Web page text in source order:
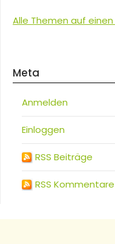
Alle Themen auf einen
Meta
Anmelden
Einloggen
RSS Beiträge
RSS Kommentare